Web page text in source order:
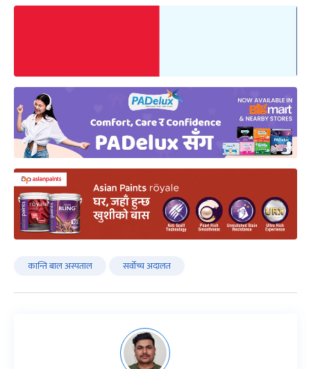
कान्ति बाल अस्पताल सर्वोच्च अदालत